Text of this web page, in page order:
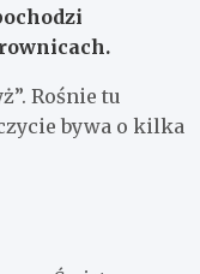
Rośnie tu
bywa o kilka